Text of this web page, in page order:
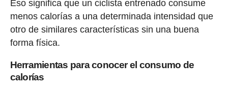
Eso significa que un ciclista entrenado consume
menos calorías a una determinada intensidad que
otro de similares características sin una buena
forma física.
Herramientas para conocer el consumo de
calorías